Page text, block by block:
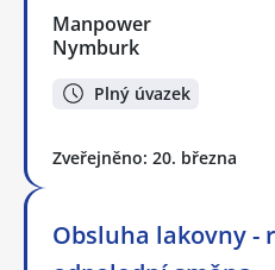
Manpower
Nymburk
Plný úvazek
Zveřejněno: 20. března
Obsluha lakovny -